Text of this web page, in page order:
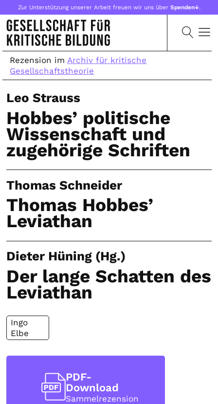
Zur Unterstützung unserer Arbeit freuen wir uns über Spenden↓.
Rezension imArchiv für kritische
Gesellschaftstheorie
Leo Strauss
Hobbes’ politische
Wissenschaft und
zugehörige Schriften
Thomas Schneider
Thomas Hobbes’
Leviathan
Dieter Hüning (Hg.)
Der lange Schatten des
Leviathan
Ingo
Elbe
PDF-
Download
Sammelrezension